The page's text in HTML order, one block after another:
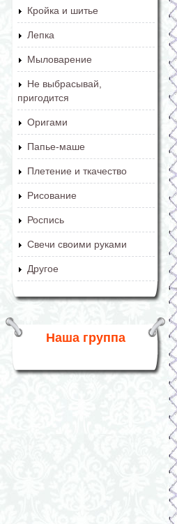
Кройка и шитье
Лепка
Мыловарение
Не выбрасывай,
пригодится
Оригами
Папье-маше
Плетение и ткачество
Рисование
Роспись
Свечи своими руками
Другое
Наша группа